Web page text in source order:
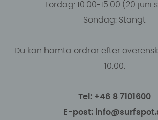
Lördag: 10.00-15.00 (20 juni
Söndag: Stängt
Du kan hämta ordrar efter
10.00.
Tel: +46 8 7101600
E-post: